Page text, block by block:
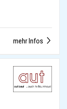
mehr Infos